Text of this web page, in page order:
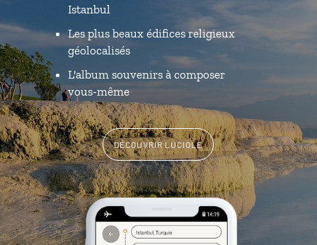
Istanbul
Les plus beaux édifices religieux
géolocalisés
L'album souvenirs à composer
vous-même
DÉCOUVRIR LUCIOLE